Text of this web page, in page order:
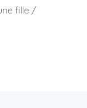
fille /